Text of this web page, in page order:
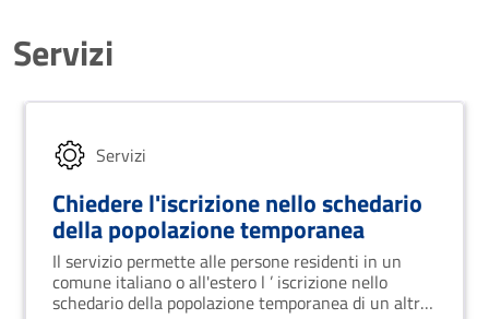
Servizi
Servizi
Chiedere l'iscrizione nello schedario
della popolazione temporanea
Il servizio permette alle persone residenti in un
comune italiano o all'estero l ’ iscrizione nello
schedario della popolazione temporanea di un altro